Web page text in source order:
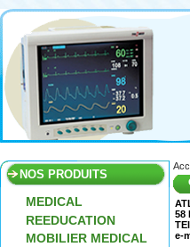
NOS PRODUITS
MEDICAL
REEDUCATION
MOBILIER MEDICAL
58
e-